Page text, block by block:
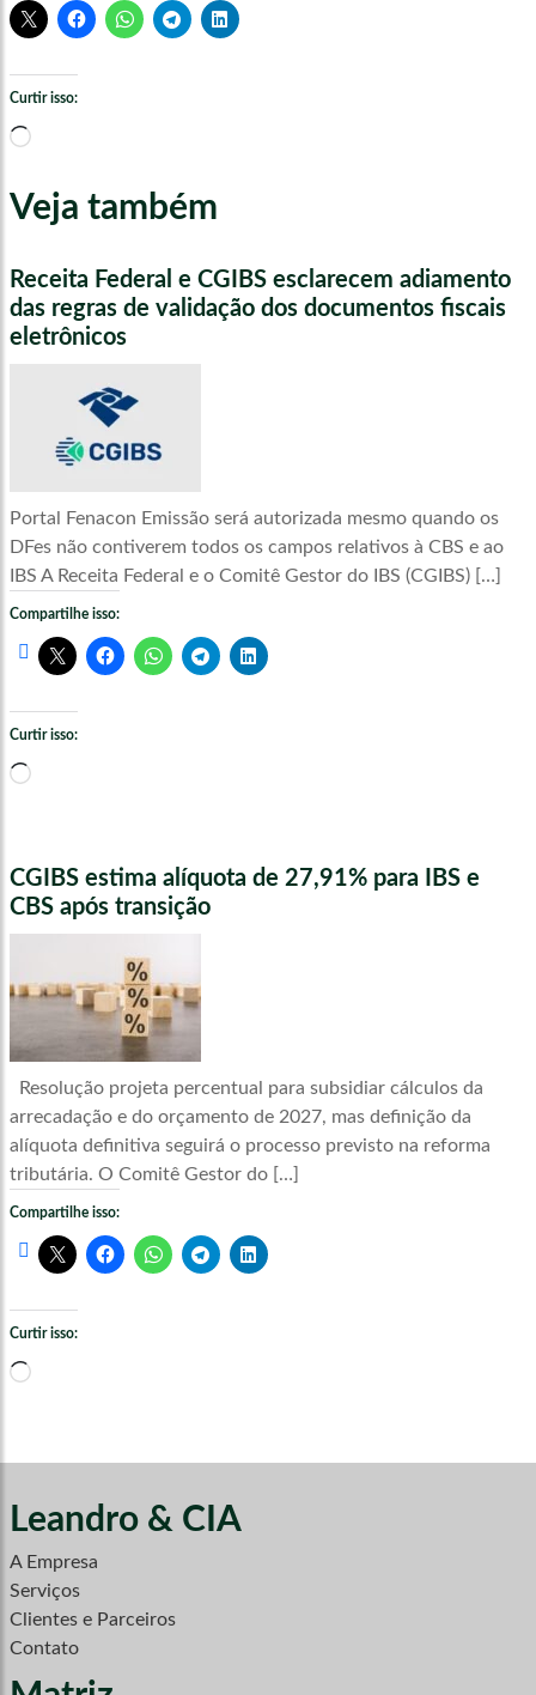
Curtir isso:
Carregando...
Veja também
Receita Federal e CGIBS esclarecem adiamento
das regras de validação dos documentos fiscais
eletrônicos
Portal Fenacon Emissão será autorizada mesmo quando os
DFes não contiverem todos os campos relativos à CBS e ao
IBS A Receita Federal e o Comitê Gestor do IBS (CGIBS) […]
Compartilhe isso:
Curtir isso:
Carregando...
CGIBS estima alíquota de 27,91% para IBS e
CBS após transição
Resolução projeta percentual para subsidiar cálculos da
arrecadação e do orçamento de 2027, mas definição da
alíquota definitiva seguirá o processo previsto na reforma
tributária. O Comitê Gestor do […]
Compartilhe isso:
Curtir isso:
Carregando...
Leandro & CIA
A Empresa
Serviços
Clientes e Parceiros
Contato